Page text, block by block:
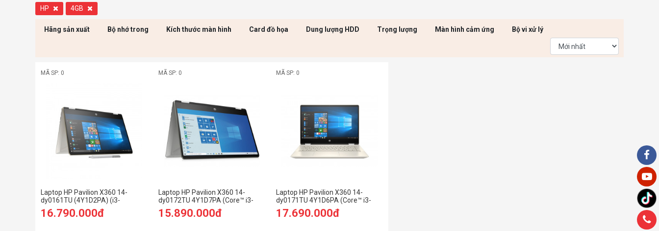
HP 4GB
Hãng sản xuất Bộ nhớ trong Kích thước màn hình Card đồ họa Dung lượng HDD Trọng lượng Màn hình cảm ứng Bộ vi xử lý
MÃ SP: 0
Laptop HP Pavilion X360 14-
dy0161TU (4Y1D2PA) (i3-
1125G4/4GB RAM/512GB SSD/14
FHD Cảm ứng/Win11/Bạc)
16.790.000đ
MÃ SP: 0
Laptop HP Pavilion X360 14-
dy0172TU 4Y1D7PA (Core™ i3-
1125G4 | 4GB | 256GB | Intel UHD
Graphics | 14inch FHD | Cảm ứng |
15.890.000đ
MÃ SP: 0
Laptop HP Pavilion X360 14-
dy0171TU 4Y1D6PA (Core™ i3-
1125G4 | 4GB | 512GB | Intel UHD |
14 inch FHD | Win 10 | Vàng)
17.690.000đ